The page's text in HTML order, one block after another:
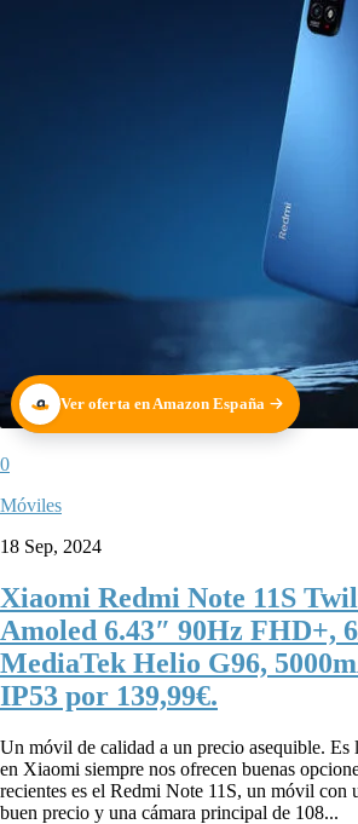
Ver oferta en Amazon España
0
Móviles
18 Sep, 2024
Xiaomi Redmi Note 11S
Amoled 6.43″ 90Hz FHD+,
MediaTek Helio G96,
IP53 por 139,99€.
Un móvil de calidad a un precio asequible. Es
en Xiaomi siempre nos ofrecen buenas
recientes es el Redmi Note 11S, un móvil con
buen precio y una cámara principal de 108...